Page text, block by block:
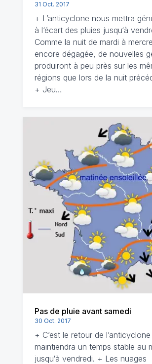
31 Oct. 2017
+ L’anticyclone nous mettra
à l‘écart des pluies jusqu‘à
Comme la nuit de mardi à
encore dégagée, de nouvelles
produiront à peu près sur les
régions que lors de la nuit
+ Jeu…
Pas de pluie avant samedi
30 Oct. 2017
+ C’est le retour de
maintiendra un temps stable au
jusqu‘à vendredi. + Les nuages